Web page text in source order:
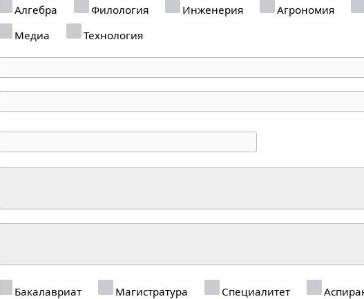
Алгебра
Филология Инженерия Агрономия
Медиа
Технология
Бакалавриат Магистратура Специалитет